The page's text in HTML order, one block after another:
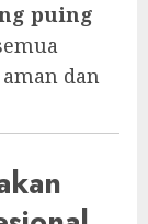
puing
dan